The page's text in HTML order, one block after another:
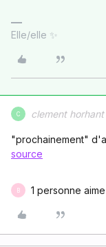
Elle/elle ✨
C clement horhant
"prochainement"
source
B 1 personne